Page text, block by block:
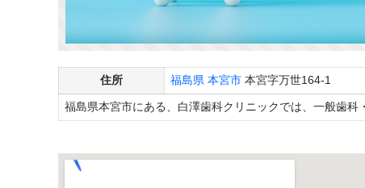
住所 福島県 本宮市 本宮字万世164-1
福島県本宮市にある、白澤歯科クリニックでは、一般歯科